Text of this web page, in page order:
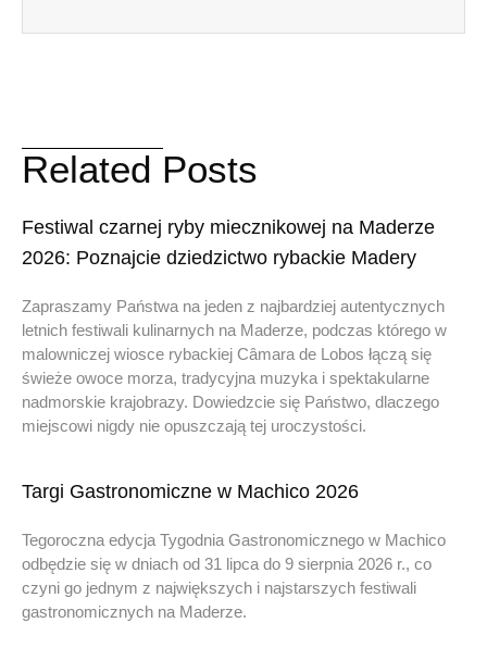
Related Posts
Festiwal czarnej ryby miecznikowej na Maderze
2026: Poznajcie dziedzictwo rybackie Madery
Zapraszamy Państwa na jeden z najbardziej autentycznych
letnich festiwali kulinarnych na Maderze, podczas którego w
malowniczej wiosce rybackiej Câmara de Lobos łączą się
świeże owoce morza, tradycyjna muzyka i spektakularne
nadmorskie krajobrazy. Dowiedzcie się Państwo, dlaczego
miejscowi nigdy nie opuszczają tej uroczystości.
Targi Gastronomiczne w Machico 2026
Tegoroczna edycja Tygodnia Gastronomicznego w Machico
odbędzie się w dniach od 31 lipca do 9 sierpnia 2026 r., co
czyni go jednym z największych i najstarszych festiwali
gastronomicznych na Maderze.